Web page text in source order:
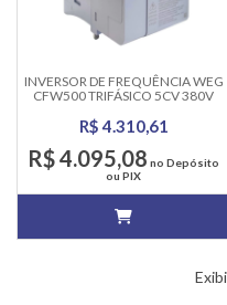
INVERSOR DE FREQUÊNCIA WEG
CFW500 TRIFÁSICO 5CV 380V
R$ 4.310,61
R$ 4.095,08 no Depósito
ou PIX